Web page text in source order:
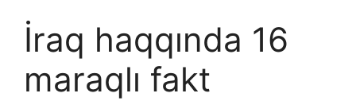
İraq haqqında 16
maraqlı fakt